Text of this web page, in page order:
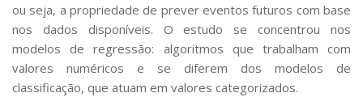
ou seja, a propriedade de prever eventos futuros com base
nos dados disponíveis. O estudo se concentrou nos
modelos de regressão: algoritmos que trabalham com
valores numéricos e se diferem dos modelos de
classificação, que atuam em valores categorizados.